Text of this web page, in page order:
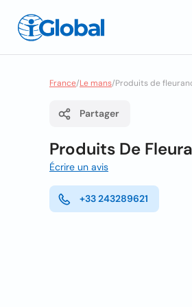
France/Le mans/Produits de
Partager
Produits De
Écrire un avis
+33 243289621